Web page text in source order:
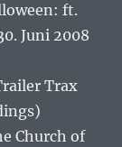
ft.
Juni 2008
Trax
Church of